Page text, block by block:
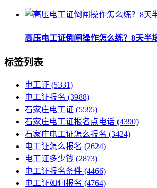
高压电工证倒闸操作怎么练？8天半
标签列表
电工证 (5331)
电工证报名 (3988)
石家庄电工证 (5595)
石家庄电工证报名点电话 (4390)
石家庄电工证怎么报名 (3424)
电工证怎么报名 (2624)
电工证多少钱 (2873)
电工证报名条件 (4466)
电工证如何报名 (4764)